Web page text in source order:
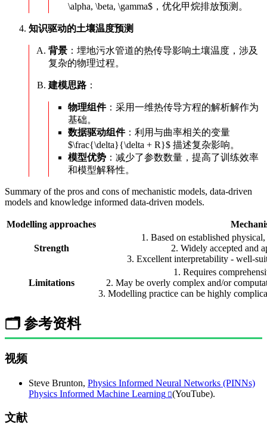
\alpha, \beta, \gamma$，优化甲烷排放预测。
知识驱动的土壤温度预测
背景 ：埋地污水管道的热传导影响土壤温度，涉及
复杂的物理过程。
建模思路 ：
物理组件：采用一维热传导方程的解析解作为
基础。
数据驱动组件：利用与曲率相关的变量
$\frac{\delta}{\delta + R}$ 描述复杂影响。
模型优势 ：减少了参数数量，提高了训练效率
和模型解释性。
Summary of the pros and cons of mechanistic models, data-driven
models and knowledge informed data-driven models.
Modelling approaches
Strength
1. Based on established
2. Widely accepted and
3. Excellent interpretability - well-
Limitations
1. Requires
2. May be overly complex and/or
3. Modelling practice can be highly
🗂️ 参考资料
视频
Steve Brunton, Physics Informed Neural Networks (PINNs)
Physics Informed Machine Learning
(YouTube).
文献